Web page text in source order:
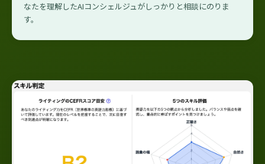
なたを理解したAIコンシェルジュがしっかりと相談にのりま
す。